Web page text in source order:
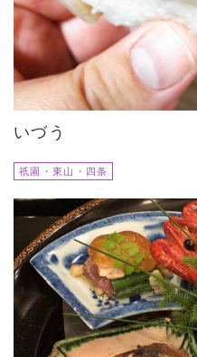
いづう
祇園・東山・四条